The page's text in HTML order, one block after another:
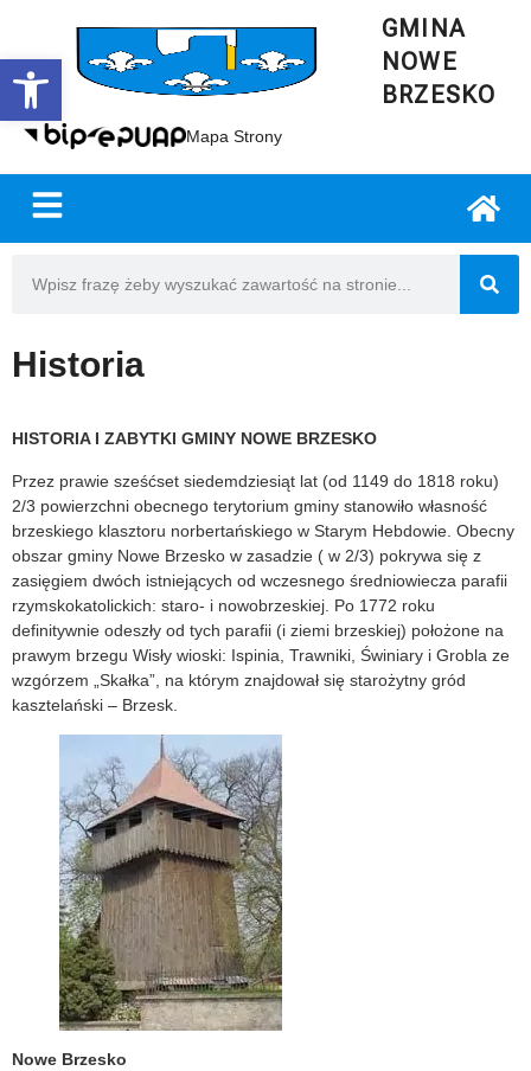
Open toolbar
GMINA
NOWE
BRZESKO
Mapa Strony
Historia
HISTORIA I ZABYTKI GMINY NOWE BRZESKO
Przez prawie sześćset siedemdziesiąt lat (od 1149 do 1818 roku)
2/3 powierzchni obecnego terytorium gminy stanowiło własność
brzeskiego klasztoru norbertańskiego w Starym Hebdowie. Obecny
obszar gminy Nowe Brzesko w zasadzie ( w 2/3) pokrywa się z
zasięgiem dwóch istniejących od wczesnego średniowiecza parafii
rzymskokatolickich: staro- i nowobrzeskiej. Po 1772 roku
definitywnie odeszły od tych parafii (i ziemi brzeskiej) położone na
prawym brzegu Wisły wioski: Ispinia, Trawniki, Świniary i Grobla ze
wzgórzem „Skałka”, na którym znajdował się starożytny gród
kasztelański – Brzesk.
Nowe Brzesko